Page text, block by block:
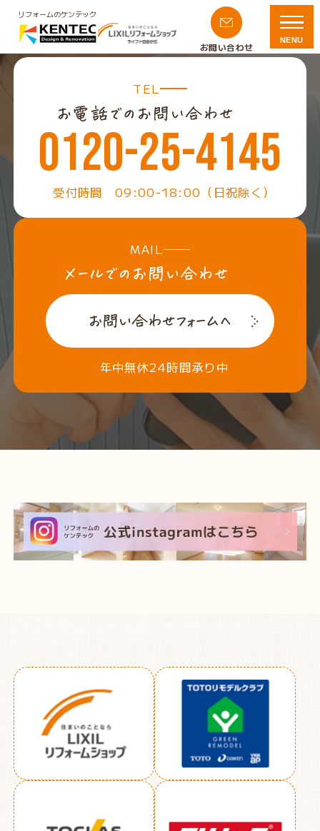
リフォームのケンテック
お問い合わせ
NENU
TEL
0120-25-4145
受付時間 09:00-18:00（日祝除く）
MAIL
年中無休24時間承り中